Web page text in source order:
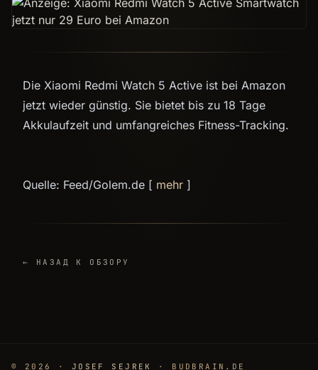
Die Xiaomi Redmi Watch 5 Active ist bei Amazon
jetzt wieder günstig. Sie bietet bis zu 18 Tage
Akkulaufzeit und umfangreiches Fitness-Tracking.
Quelle: Feed/Golem.de [ mehr ]
← НАЗАД К ОБЗОРУ
© 2026 · JOSEF SEJREK · BUDBRAIN.DE